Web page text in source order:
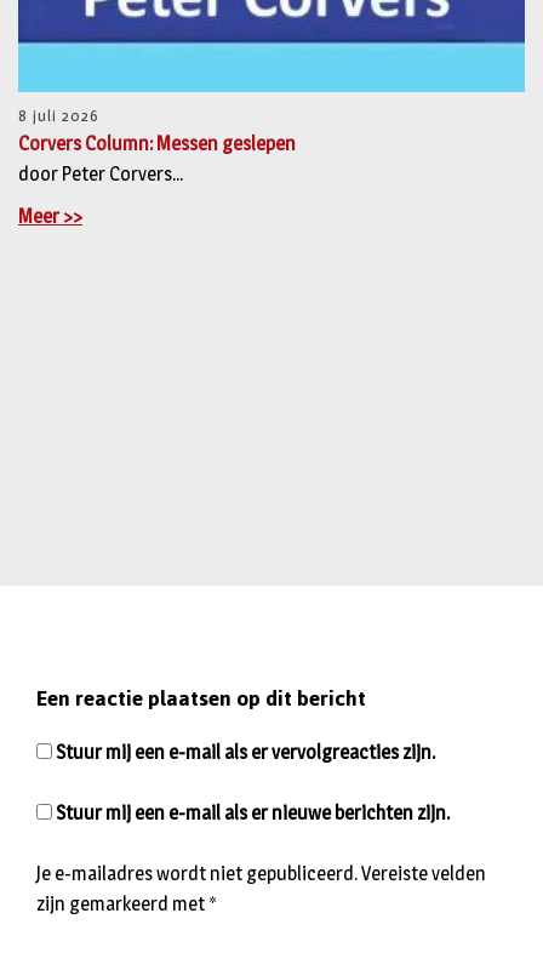
8 juli 2026
Corvers Column: Messen geslepen
door Peter Corvers...
Meer >>
Een reactie plaatsen op dit bericht
Je e-mailadres wordt niet gepubliceerd.Vereiste velden
zijn gemarkeerd met *
Stuur mij een e-mail als er vervolgreacties zijn.
Stuur mij een e-mail als er nieuwe berichten zijn.